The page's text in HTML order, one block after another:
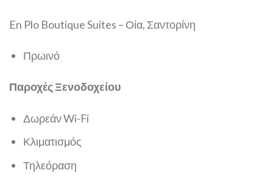
En Plo Boutique Suites – Οία, Σαντορίνη
Πρωινό
Παροχές Ξενοδοχείου
Δωρεάν Wi-Fi
Κλιματισμός
Τηλεόραση